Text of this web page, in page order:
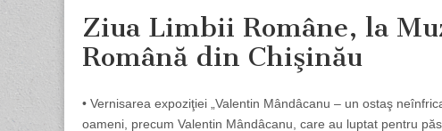
Ziua Limbii Române, la
Română din Chişinău
• Vernisarea expoziţiei „Valentin Mândâcanu – un ostaş
oameni, precum Valentin Mândâcanu, care au luptat pentru